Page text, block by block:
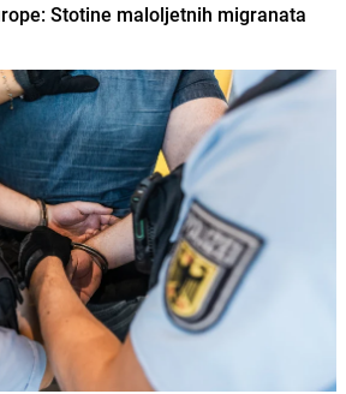
Stotine maloljetnih migranata